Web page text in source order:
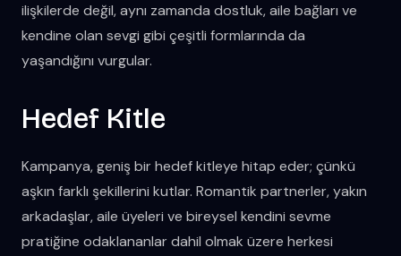
ilişkilerde değil, aynı zamanda dostluk, aile bağları ve
kendine olan sevgi gibi çeşitli formlarında da
yaşandığını vurgular.
Hedef Kitle
Kampanya, geniş bir hedef kitleye hitap eder; çünkü
aşkın farklı şekillerini kutlar. Romantik partnerler, yakın
arkadaşlar, aile üyeleri ve bireysel kendini sevme
pratiğine odaklananlar dahil olmak üzere herkesi